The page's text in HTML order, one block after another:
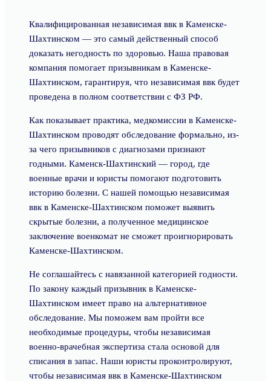
Квалифицированная независимая ввк в Каменске-
Шахтинском — это самый действенный способ
доказать негодность по здоровью. Наша правовая
компания помогает призывникам в Каменске-
Шахтинском, гарантируя, что независимая ввк будет
проведена в полном соответствии с ФЗ РФ.
Как показывает практика, медкомиссии в Каменске-
Шахтинском проводят обследование формально, из-
за чего призывников с диагнозами признают
годными. Каменск-Шахтинский — город, где
военные врачи и юристы помогают подготовить
историю болезни. С нашей помощью независимая
ввк в Каменске-Шахтинском поможет выявить
скрытые болезни, а полученное медицинское
заключение военкомат не сможет проигнорировать
Каменске-Шахтинском.
Не соглашайтесь с навязанной категорией годности.
По закону каждый призывник в Каменске-
Шахтинском имеет право на альтернативное
обследование. Мы поможем вам пройти все
необходимые процедуры, чтобы независимая
военно-врачебная экспертиза стала основой для
списания в запас. Наши юристы проконтролируют,
чтобы независимая ввк в Каменске-Шахтинском